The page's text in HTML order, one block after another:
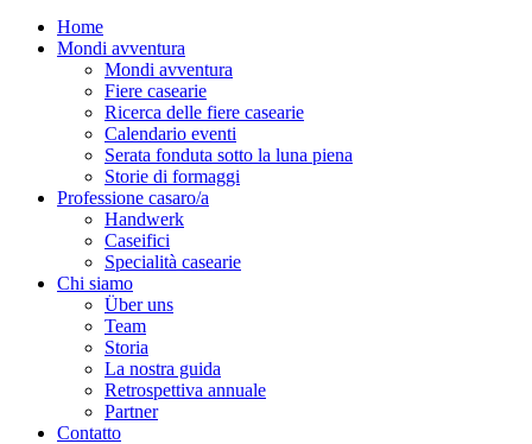
Home
Mondi avventura
Mondi avventura
Fiere casearie
Ricerca delle fiere casearie
Calendario eventi
Serata fonduta sotto la luna piena
Storie di formaggi
Professione casaro/a
Handwerk
Caseifici
Specialità casearie
Chi siamo
Über uns
Team
Storia
La nostra guida
Retrospettiva annuale
Partner
Contatto